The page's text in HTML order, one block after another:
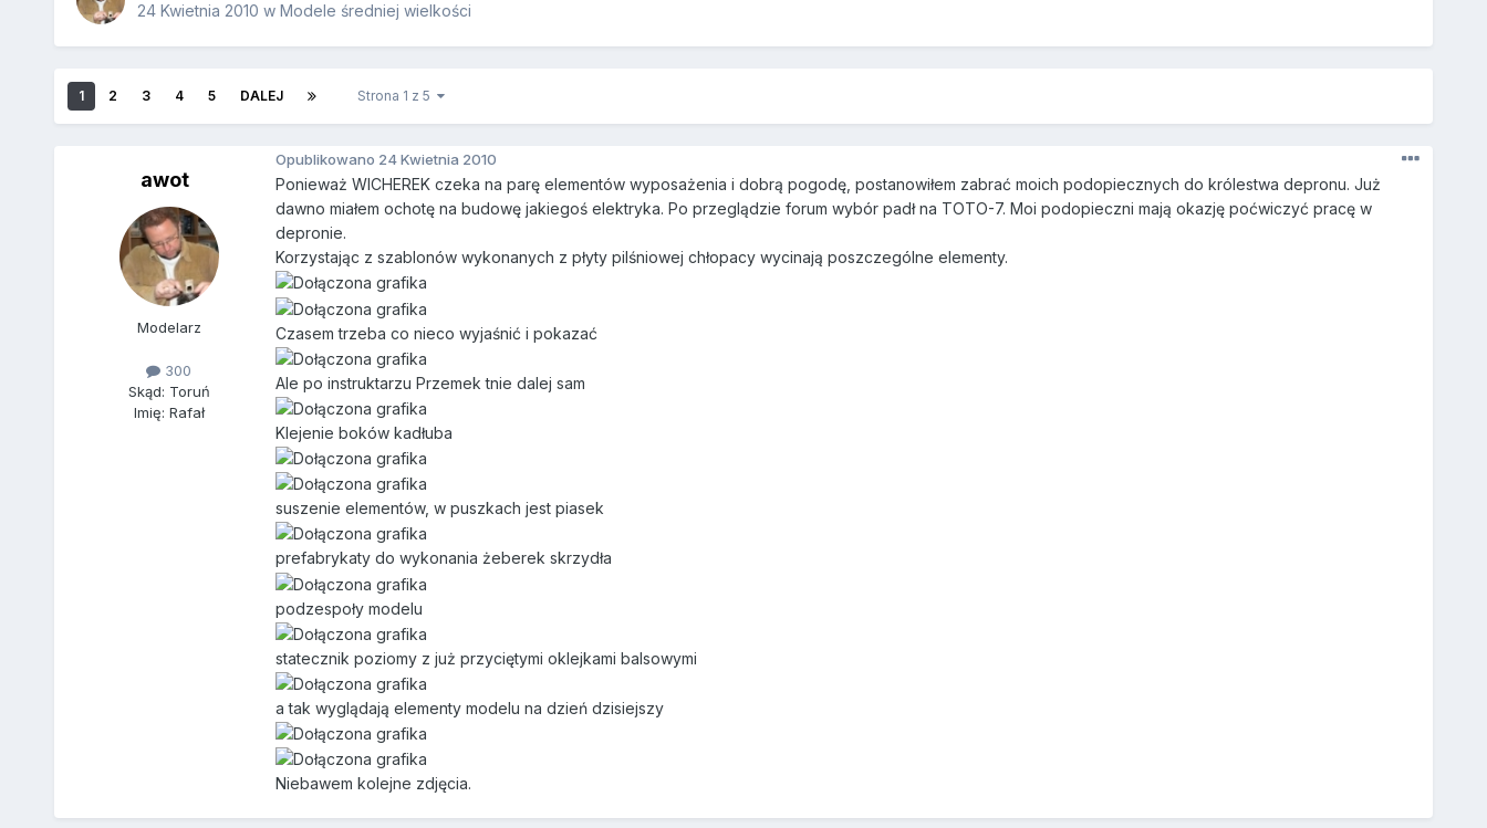
24 Kwietnia 2010 w Modele średniej wielkości
1 2 3 4 5 DALEJ Strona 1 z 5
awot
Modelarz
300
Skąd: Toruń
Imię: Rafał
Opublikowano 24 Kwietnia 2010
Ponieważ WICHEREK czeka na parę elementów wyposażenia i dobrą pogodę, postanowiłem zabrać moich podopiecznych do królestwa depronu. Już
dawno miałem ochotę na budowę jakiegoś elektryka. Po przeglądzie forum wybór padł na TOTO-7. Moi podopieczni mają okazję poćwiczyć pracę w
depronie.
Korzystając z szablonów wykonanych z płyty pilśniowej chłopacy wycinają poszczególne elementy.
Czasem trzeba co nieco wyjaśnić i pokazać
Ale po instruktarzu Przemek tnie dalej sam
Klejenie boków kadłuba
suszenie elementów, w puszkach jest piasek
prefabrykaty do wykonania żeberek skrzydła
podzespoły modelu
statecznik poziomy z już przyciętymi oklejkami balsowymi
a tak wyglądają elementy modelu na dzień dzisiejszy
Niebawem kolejne zdjęcia.